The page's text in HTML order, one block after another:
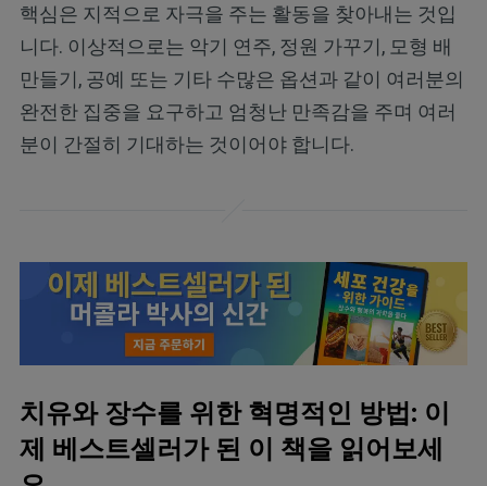
핵심은 지적으로 자극을 주는 활동을 찾아내는 것입
니다. 이상적으로는 악기 연주, 정원 가꾸기, 모형 배
만들기, 공예 또는 기타 수많은 옵션과 같이 여러분의
완전한 집중을 요구하고 엄청난 만족감을 주며 여러
분이 간절히 기대하는 것이어야 합니다.
치유와 장수를 위한 혁명적인 방법: 이
제 베스트셀러가 된 이 책을 읽어보세